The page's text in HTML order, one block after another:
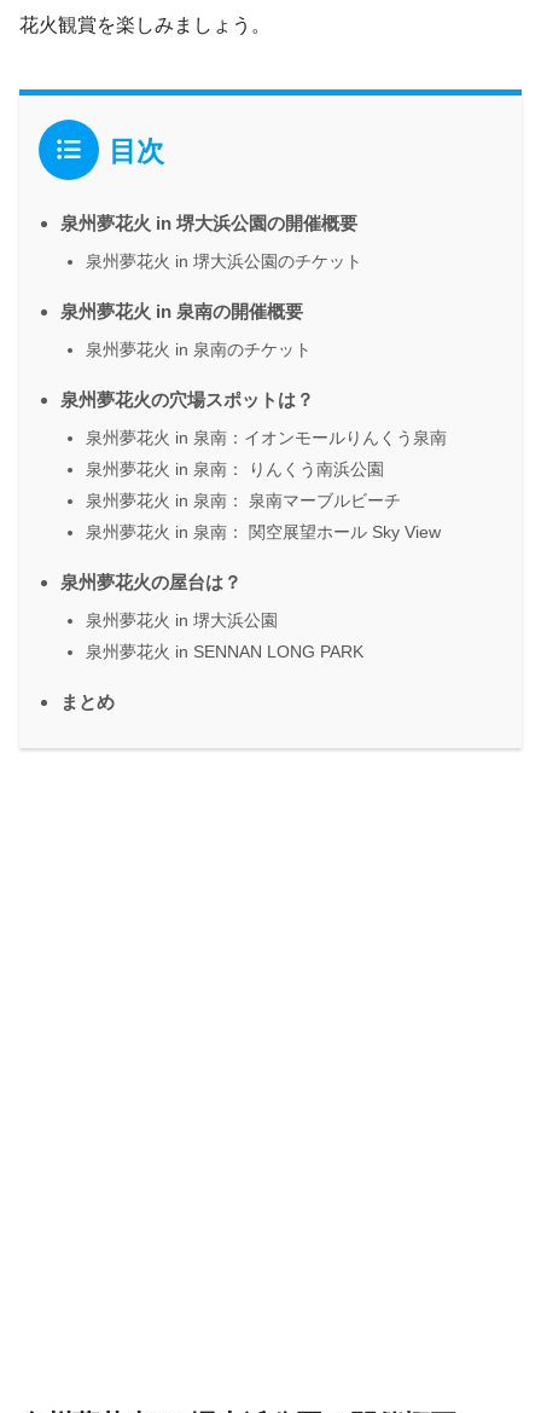
花火観賞を楽しみましょう。
目次
泉州夢花火 in 堺大浜公園の開催概要
泉州夢花火 in 堺大浜公園のチケット
泉州夢花火 in 泉南の開催概要
泉州夢花火 in 泉南のチケット
泉州夢花火の穴場スポットは？
泉州夢花火 in 泉南：イオンモールりんくう泉南
泉州夢花火 in 泉南： りんくう南浜公園
泉州夢花火 in 泉南： 泉南マーブルビーチ
泉州夢花火 in 泉南： 関空展望ホール Sky View
泉州夢花火の屋台は？
泉州夢花火 in 堺大浜公園
泉州夢花火 in SENNAN LONG PARK
まとめ